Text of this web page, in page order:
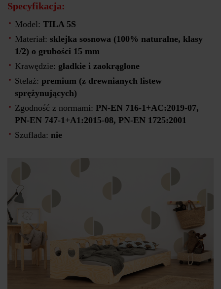
Specyfikacja:
Model: TILA 5S
Materiał: sklejka sosnowa (100% naturalne, klasy
1/2) o grubości 15 mm
Krawędzie: gładkie i zaokrąglone
Stelaż: premium (z drewnianych listew
sprężynujących)
Zgodność z normami: PN-EN 716-1+AC:2019-07,
PN-EN 747-1+A1:2015-08, PN-EN 1725:2001
Szuflada: nie